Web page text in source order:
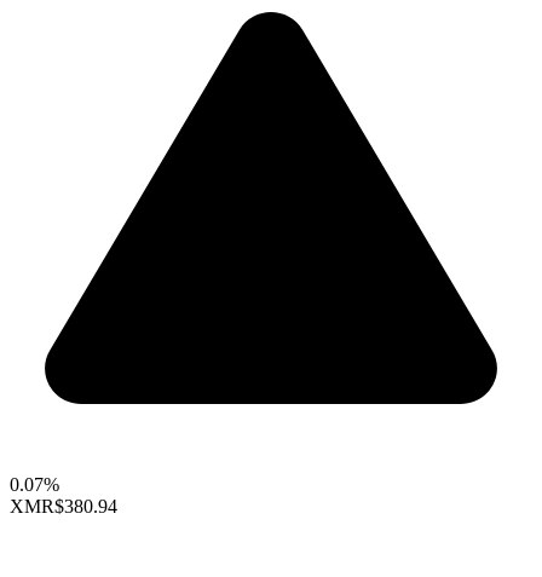
0.07%
XMR$380.94